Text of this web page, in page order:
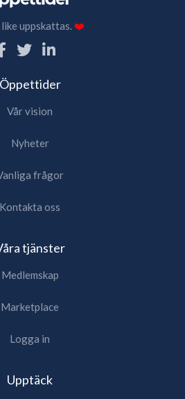
uppskattas.❤️
Öppettider
Vår vision
Nyheter
frågor
Kontakta oss
tjänster
Medlemskap
Marketplace
Logga in
Upptäck